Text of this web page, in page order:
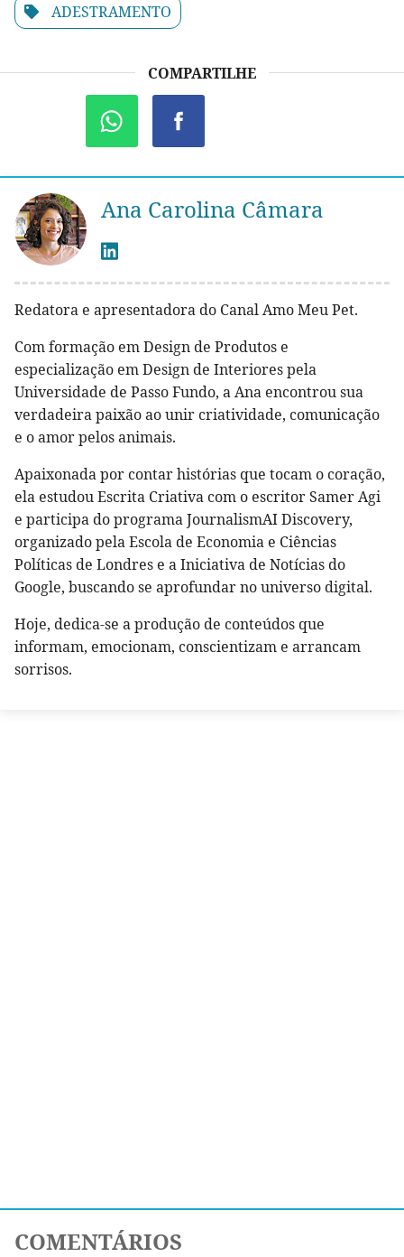
ADESTRAMENTO
COMPARTILHE
Ana Carolina Câmara
Redatora e apresentadora do Canal Amo Meu Pet.
Com formação em Design de Produtos e
especialização em Design de Interiores pela
Universidade de Passo Fundo, a Ana encontrou sua
verdadeira paixão ao unir criatividade, comunicação
e o amor pelos animais.
Apaixonada por contar histórias que tocam o coração,
ela estudou Escrita Criativa com o escritor Samer Agi
e participa do programa JournalismAI Discovery,
organizado pela Escola de Economia e Ciências
Políticas de Londres e a Iniciativa de Notícias do
Google, buscando se aprofundar no universo digital.
Hoje, dedica-se a produção de conteúdos que
informam, emocionam, conscientizam e arrancam
sorrisos.
COMENTÁRIOS